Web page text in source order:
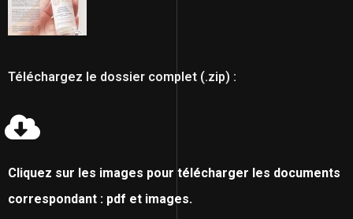
Téléchargez le dossier complet (.zip) :
Cliquez sur les images pour télécharger les documents
correspondant : pdf et images.